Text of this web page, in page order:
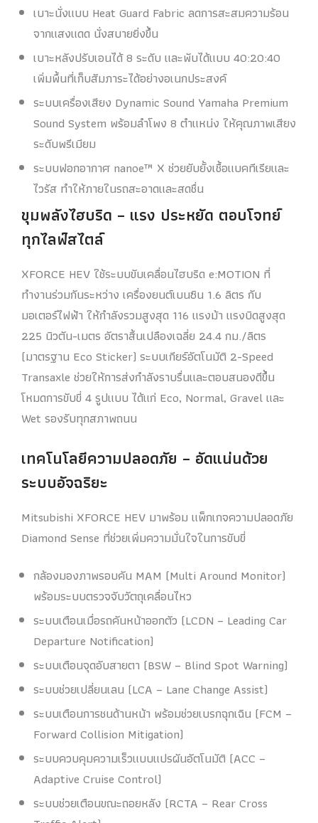
เบาะนั่งแบบ Heat Guard Fabric ลดการสะสมความร้อน
จากแสงแดด นั่งสบายยิ่งขึ้น
เบาะหลังปรับเอนได้ 8 ระดับ และพับได้แบบ 40:20:40
เพิ่มพื้นที่เก็บสัมภาระได้อย่างอเนกประสงค์
ระบบเครื่องเสียง Dynamic Sound Yamaha Premium
Sound System พร้อมลำโพง 8 ตำแหน่ง ให้คุณภาพเสียง
ระดับพรีเมียม
ระบบฟอกอากาศ nanoe™ X ช่วยยับยั้งเชื้อแบคทีเรียและ
ไวรัส ทำให้ภายในรถสะอาดและสดชื่น
ขุมพลังไฮบริด – แรง ประหยัด ตอบโจทย์
ทุกไลฟ์สไตล์
XFORCE HEV ใช้ระบบขับเคลื่อนไฮบริด e:MOTION ที่
ทำงานร่วมกันระหว่าง เครื่องยนต์เบนซิน 1.6 ลิตร กับ
มอเตอร์ไฟฟ้า ให้กำลังรวมสูงสุด 116 แรงม้า แรงบิดสูงสุด
225 นิวตัน-เมตร อัตราสิ้นเปลืองเฉลี่ย 24.4 กม./ลิตร
(มาตรฐาน Eco Sticker) ระบบเกียร์อัตโนมัติ 2-Speed
Transaxle ช่วยให้การส่งกำลังราบรื่นและตอบสนองดีขึ้น
โหมดการขับขี่ 4 รูปแบบ ได้แก่ Eco, Normal, Gravel และ
Wet รองรับทุกสภาพถนน
เทคโนโลยีความปลอดภัย – อัดแน่นด้วย
ระบบอัจฉริยะ
Mitsubishi XFORCE HEV มาพร้อม แพ็กเกจความปลอดภัย
Diamond Sense ที่ช่วยเพิ่มความมั่นใจในการขับขี่
กล้องมองภาพรอบคัน MAM (Multi Around Monitor)
พร้อมระบบตรวจจับวัตถุเคลื่อนไหว
ระบบเตือนเมื่อรถคันหน้าออกตัว (LCDN – Leading Car
Departure Notification)
ระบบเตือนจุดอับสายตา (BSW – Blind Spot Warning)
ระบบช่วยเปลี่ยนเลน (LCA – Lane Change Assist)
ระบบเตือนการชนด้านหน้า พร้อมช่วยเบรกฉุกเฉิน (FCM –
Forward Collision Mitigation)
ระบบควบคุมความเร็วแบบแปรผันอัตโนมัติ (ACC –
Adaptive Cruise Control)
ระบบช่วยเตือนขณะถอยหลัง (RCTA – Rear Cross